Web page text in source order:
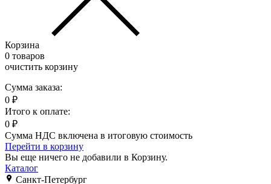
Корзина
0 товаров
очистить корзину
Сумма заказа:
0 ₽
Итого к оплате:
0 ₽
Сумма НДС включена в итоговую стоимость
Перейти в корзину
Вы еще ничего не добавили в Корзину.
Каталог
Санкт-Петербург